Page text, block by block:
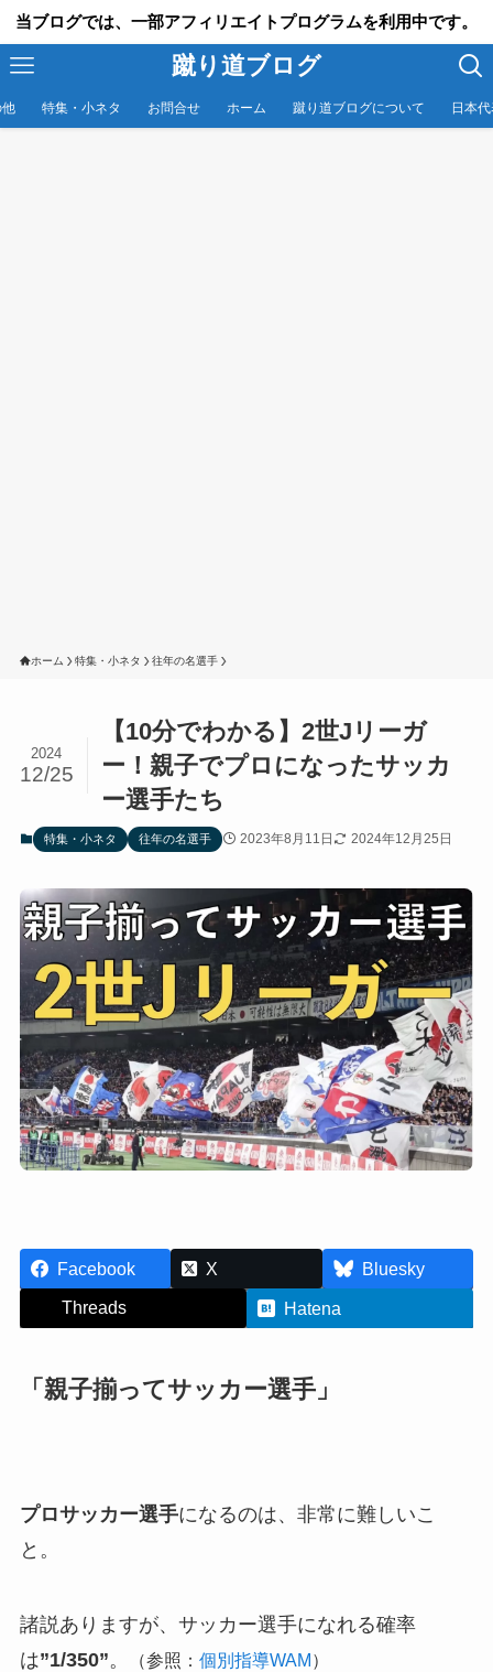
当ブログでは、一部アフィリエイトプログラムを利用中です。
蹴り道ブログ
特集・小ネタ お問合せ ホーム 蹴り道ブログについて 日本
ホーム 特集・小ネタ 往年の名選手
【10分でわかる】2世Jリーガ
ー！親子でプロになったサッカ
ー選手たち
2024
12/25
特集・小ネタ 往年の名選手 2023年8月11日 2024年12月25日
Facebook X
Bluesky
Threads
Hatena
「親子揃ってサッカー選手」
プロサッカー選手になるのは、非常に難しいこ
と。
諸説ありますが、サッカー選手になれる確率
は”1/350”。 （参照： 個別指導WAM）